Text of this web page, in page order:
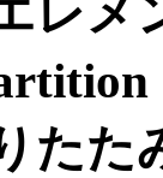
レ
たた